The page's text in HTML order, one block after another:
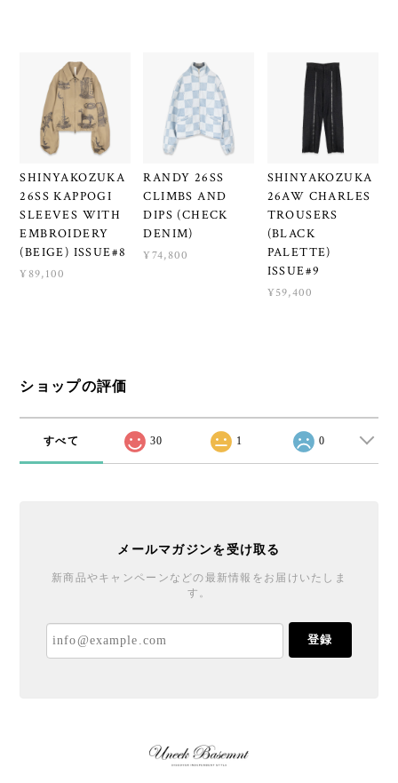
SHINYAKOZUKA
26SS KAPPOGI
SLEEVES WITH
EMBROIDERY
(BEIGE) ISSUE#8
¥89,100
RANDY 26SS
CLIMBS AND
DIPS (CHECK
DENIM)
¥74,800
SHINYAKOZUKA
26AW CHARLES
TROUSERS
(BLACK
PALETTE)
ISSUE#9
¥59,400
ショップの評価
すべて 30 1 0
メールマガジンを受け取る
新商品やキャンペーンなどの最新情報をお届けいたしま
す。
登録